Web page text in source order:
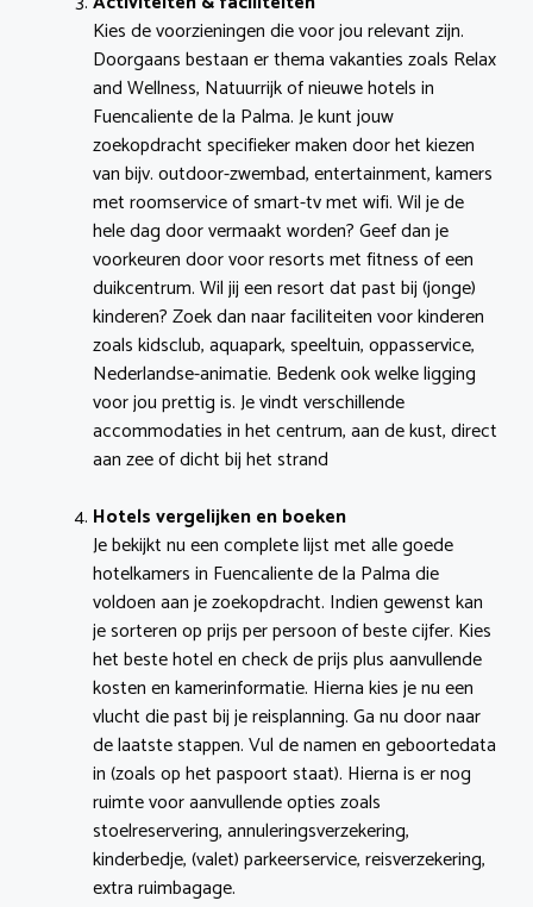
Kies de voorzieningen die voor jou relevant zijn.
Doorgaans bestaan er thema vakanties zoals Relax
and Wellness, Natuurrijk of nieuwe hotels in
Fuencaliente de la Palma. Je kunt jouw
zoekopdracht specifieker maken door het kiezen
van bijv. outdoor-zwembad, entertainment, kamers
met roomservice of smart-tv met wifi. Wil je de
hele dag door vermaakt worden? Geef dan je
voorkeuren door voor resorts met fitness of een
duikcentrum. Wil jij een resort dat past bij (jonge)
kinderen? Zoek dan naar faciliteiten voor kinderen
zoals kidsclub, aquapark, speeltuin, oppasservice,
Nederlandse-animatie. Bedenk ook welke ligging
voor jou prettig is. Je vindt verschillende
accommodaties in het centrum, aan de kust, direct
aan zee of dicht bij het strand
Hotels vergelijken en boeken
Je bekijkt nu een complete lijst met alle goede
hotelkamers in Fuencaliente de la Palma die
voldoen aan je zoekopdracht. Indien gewenst kan
je sorteren op prijs per persoon of beste cijfer. Kies
het beste hotel en check de prijs plus aanvullende
kosten en kamerinformatie. Hierna kies je nu een
vlucht die past bij je reisplanning. Ga nu door naar
de laatste stappen. Vul de namen en geboortedata
in (zoals op het paspoort staat). Hierna is er nog
ruimte voor aanvullende opties zoals
stoelreservering, annuleringsverzekering,
kinderbedje, (valet) parkeerservice, reisverzekering,
extra ruimbagage.